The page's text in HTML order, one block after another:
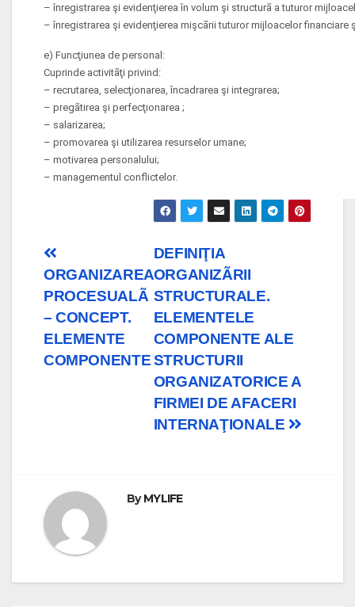
– înregistrarea şi evidenţierea în volum şi structurã a tuturor
– înregistrarea şi evidenţierea mişcãrii tuturor mijloacelor financiare
e) Funcţiunea de personal:
Cuprinde activitãţi privind:
– recrutarea, selecţionarea, încadrarea şi integrarea;
– pregãtirea şi perfecţionarea ;
– salarizarea;
– promovarea şi utilizarea resurselor umane;
– motivarea personalului;
– managementul conflictelor.
Post
navigation
DEFINIŢIA
ORGANIZÃRII
STRUCTURALE.
ELEMENTELE
COMPONENTE ALE
STRUCTURII
ORGANIZATORICE A
FIRMEI DE AFACERI
INTERNAŢIONALE
ORGANIZAREA
PROCESUALÃ
– CONCEPT.
ELEMENTE
COMPONENTE
ByMYLIFE